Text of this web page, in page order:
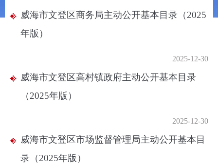
威海市文登区商务局主动公开基本目录（2025
年版）
2025-12-30
威海市文登区高村镇政府主动公开基本目录
（2025年版）
2025-12-30
威海市文登区市场监督管理局主动公开基本目
录（2025年版）